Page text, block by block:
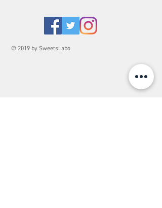
© 2019 by SweetsLabo